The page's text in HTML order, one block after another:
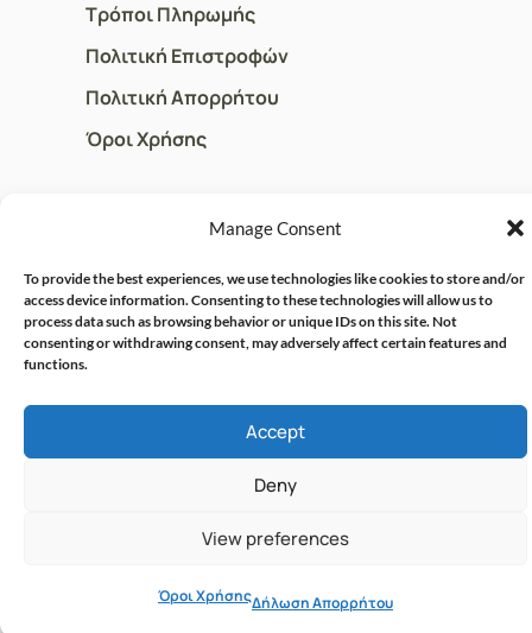
Manage Consent
To provide the best experiences, we use technologies like cookies to store and/or
access device information. Consenting to these technologies will allow us to
process data such as browsing behavior or unique IDs on this site. Not
consenting or withdrawing consent, may adversely affect certain features and
functions.
Accept
Deny
View preferences
Όροι ΧρήσηςΔήλωση Απορρήτου
Τρόποι Πληρωμής
Πολιτική Επιστροφών
Πολιτική Απορρήτου
Όροι Χρήσης
ΓΡΗΓΟΡOI ΣΥΝΔΕΣΜΟΙ
Ο Λογαριασμός μου
Η Ομάδα μας
Επικοινωνία
COPYRIGHT 2026
SOLVIT I.T. SOLUTIONS &